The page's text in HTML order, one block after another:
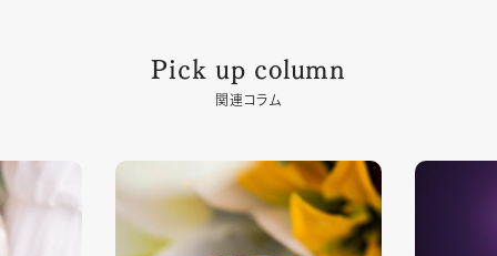
Pick up column
関連コラム